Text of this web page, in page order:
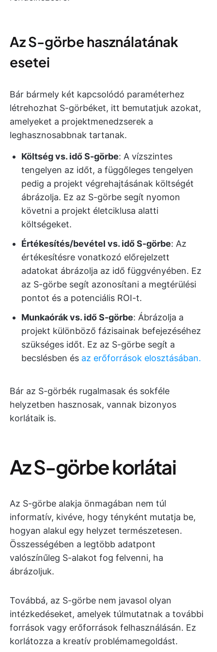
Az S-görbe használatának
esetei
Bár bármely két kapcsolódó paraméterhez
létrehozhat S-görbéket, itt bemutatjuk azokat,
amelyeket a projektmenedzserek a
leghasznosabbnak tartanak.
Költség vs. idő S-görbe: A vízszintes
tengelyen az időt, a függőleges tengelyen
pedig a projekt végrehajtásának költségét
ábrázolja. Ez az S-görbe segít nyomon
követni a projekt életciklusa alatti
költségeket.
Értékesítés/bevétel vs. idő S-görbe: Az
értékesítésre vonatkozó előrejelzett
adatokat ábrázolja az idő függvényében. Ez
az S-görbe segít azonosítani a megtérülési
pontot és a potenciális ROI-t.
Munkaórák vs. idő S-görbe: Ábrázolja a
projekt különböző fázisainak befejezéséhez
szükséges időt. Ez az S-görbe segít a
becslésben és az erőforrások elosztásában.
Bár az S-görbék rugalmasak és sokféle
helyzetben hasznosak, vannak bizonyos
korlátaik is.
Az S-görbe korlátai
Az S-görbe alakja önmagában nem túl
informatív, kivéve, hogy tényként mutatja be,
hogyan alakul egy helyzet természetesen.
Összességében a legtöbb adatpont
valószínűleg S-alakot fog felvenni, ha
ábrázoljuk.
Továbbá, az S-görbe nem javasol olyan
intézkedéseket, amelyek túlmutatnak a további
források vagy erőforrások felhasználásán. Ez
korlátozza a kreatív problémamegoldást.